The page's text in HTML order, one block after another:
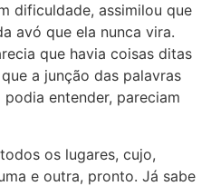
dificuldade, assimilou que
avó que ela nunca vira.
que havia coisas ditas
a junção das palavras
entender, pareciam
os lugares, cujo,
e outra, pronto. Já sabe